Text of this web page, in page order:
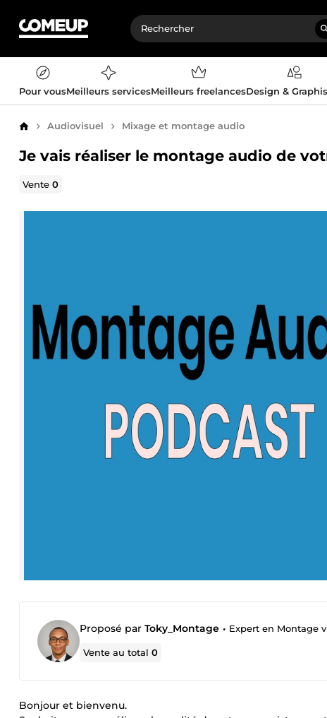
Pour vousMeilleurs servicesMeilleurs freelancesDesign &
AccueilAudiovisuel Mixage et montage audio
Je vais réaliser le montage audio de
Vente0
Proposé par Toky_Montage • Expert en Montage
Vente au total0
Bonjour et bienvenu.